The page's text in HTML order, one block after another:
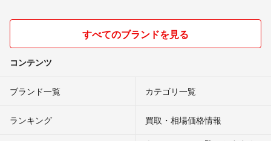
すべてのブランドを見る
コンテンツ
ブランド一覧 カテゴリ一覧
ランキング 買取・相場価格情報